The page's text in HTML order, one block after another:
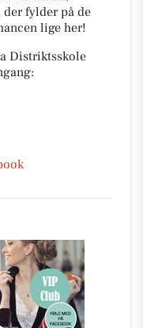
fylder på de
lige her!
Distriktsskole